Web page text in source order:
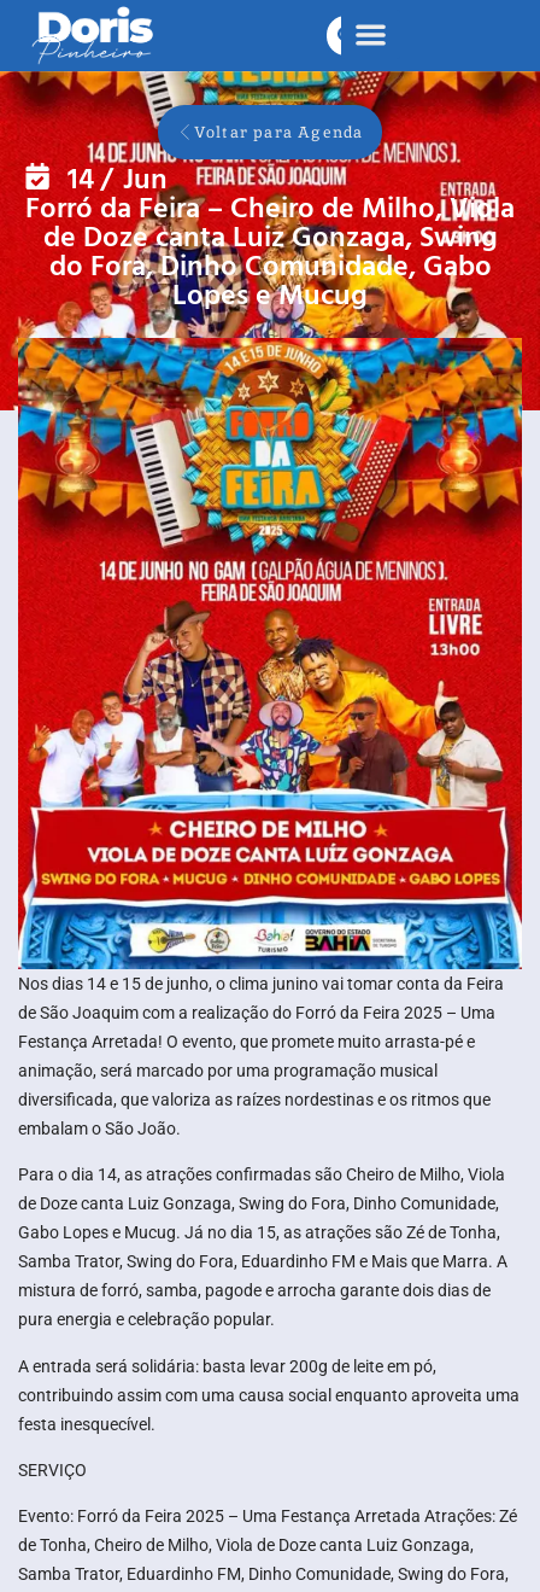
Voltar para Agenda
14/ Jun
Forró da Feira – Cheiro de Milho, Viola
de Doze canta Luiz Gonzaga, Swing
do Fora, Dinho Comunidade, Gabo
Lopes e Mucug
Nos dias 14 e 15 de junho, o clima junino vai tomar conta da Feira
de São Joaquim com a realização do Forró da Feira 2025 – Uma
Festança Arretada! O evento, que promete muito arrasta-pé e
animação, será marcado por uma programação musical
diversificada, que valoriza as raízes nordestinas e os ritmos que
embalam o São João.
Para o dia 14, as atrações confirmadas são Cheiro de Milho, Viola
de Doze canta Luiz Gonzaga, Swing do Fora, Dinho Comunidade,
Gabo Lopes e Mucug. Já no dia 15, as atrações são Zé de Tonha,
Samba Trator, Swing do Fora, Eduardinho FM e Mais que Marra. A
mistura de forró, samba, pagode e arrocha garante dois dias de
pura energia e celebração popular.
A entrada será solidária: basta levar 200g de leite em pó,
contribuindo assim com uma causa social enquanto aproveita uma
festa inesquecível.
SERVIÇO
Evento: Forró da Feira 2025 – Uma Festança Arretada Atrações: Zé
de Tonha, Cheiro de Milho, Viola de Doze canta Luiz Gonzaga,
Samba Trator, Eduardinho FM, Dinho Comunidade, Swing do Fora,